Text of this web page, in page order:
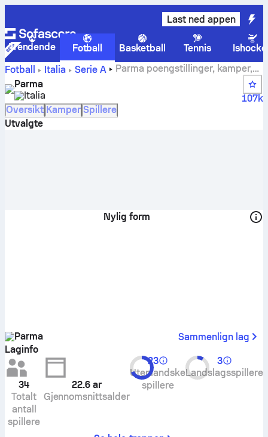
Last ned appen
Trendende Fotball Basketball Tennis
Fotball
Italia Serie A
Parma poengstillinger, kamper,
plasseringer og spillerstatistikk
Parma
Italia
107k
Oversikt Kamper Spillere
Utvalgte
Nylig form
Parma
Sammenlign lag
Laginfo
34
Totalt
antall
spillere
22.6 ar
Gjennomsnittsalder
23
Utenlandske
spillere
3
Landslagsspillere